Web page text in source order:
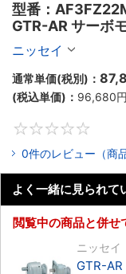
型番：
GTR-AR サーボ
／同心中実軸
ニッセイ
通常単価(税別)：
(税込単価)： 96,680円
0件のレビュー（商
よく一緒に見られて
閲覧中の商品と併せ
ニッセイ
GTR-